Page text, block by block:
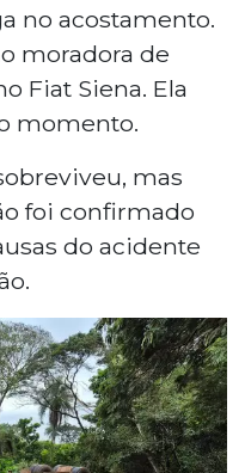
no acostamento.
moradora de
Fiat Siena. Ela
momento.
mas
foi confirmado
do acidente